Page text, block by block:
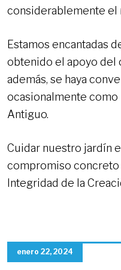
considerablemente el
Estamos encantadas
obtenido el apoyo del
además, se haya
ocasionalmente
Antiguo.
Cuidar nuestro jardín
compromiso concreto
Integridad de la
enero 22, 2024